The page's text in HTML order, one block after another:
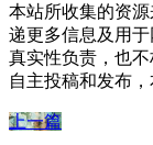
本站所收集的资
递更多信息及用
真实性负责，也
自主投稿和发布
上一篇